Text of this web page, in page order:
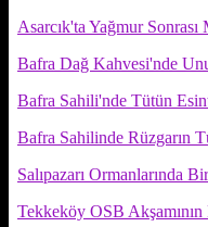
Asarcık'ta Yağmur Sonrası
Bafra Dağ Kahvesi'nde
Bafra Sahili'nde Tütün
Bafra Sahilinde Rüzgarın
Salıpazarı Ormanlarında
Tekkeköy OSB